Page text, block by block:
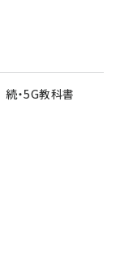
続・5G教科書